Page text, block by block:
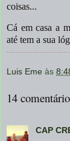
coisas...
Cá em casa a
até tem a sua
Luis Eme às
14
CAP